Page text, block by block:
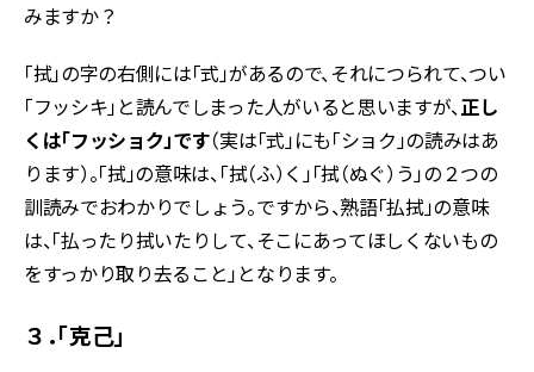
みますか？
「拭」の字の右側には「式」があるので、それにつられて、つい
「フッシキ」と読んでしまった人がいると思いますが、正し
くは「フッショク」です（実は「式」にも「ショク」の読みはあ
ります）。「拭」の意味は、「拭（ふ）く」「拭（ぬぐ）う」の２つの
訓読みでおわかりでしょう。ですから、熟語「払拭」の意味
は、「払ったり拭いたりして、そこにあってほしくないもの
をすっかり取り去ること」となります。
３．「克己」